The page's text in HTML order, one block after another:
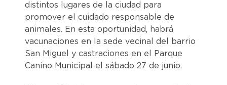
distintos lugares de la ciudad para
promover el cuidado responsable de
animales. En esta oportunidad, habrá
vacunaciones en la sede vecinal del barrio
San Miguel y castraciones en el Parque
Canino Municipal el sábado 27 de junio.